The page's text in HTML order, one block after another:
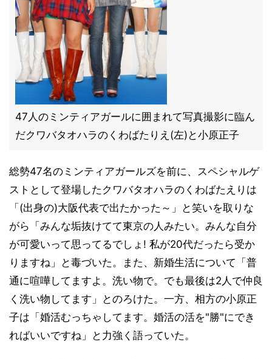
47人のミンティアガールに囲まれて写真撮影に臨ん
だクワバタオハラのくわばたりえ(左)と小原正子
総勢47名のミンティアガールズを前に、スペシャルゲ
ストとして登場したクワバタオハラのくわばたえりは
「(出身の)大阪代表で出たかった～」と笑いを取りな
がら「みんな垢抜けてて東京の人みたい。みんな自分
が可愛いって思ってるでしょ! 私が20代だったら受か
りますね」と毒づいた。また、新婚生活について「普
通に喧嘩してますよ。洗い物で。でも最後は2人で仲良
く洗い物してます」とのろけた。一方、相方の小原正
子は「婚活むっちゃしてます。婚活の活を"勝"にでき
ればいいですね」と力強く語っていた。